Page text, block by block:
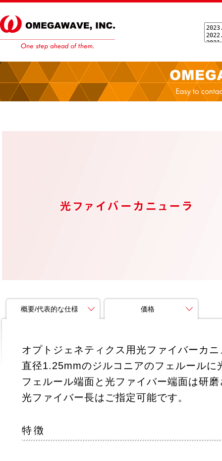
概要/代表的な仕様 価格
オプトジェネティクス用光ファイバーカ
直径1.25mmのジルコニアのフェルール
フェルール端面と光ファイバー端面は研
光ファイバー長はご指定可能です。
特徴